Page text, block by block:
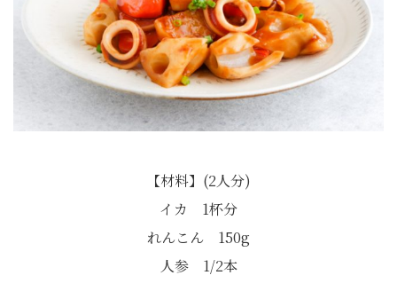
【材料】(2人分)
イカ 1杯分
れんこん 150g
人参 1/2本